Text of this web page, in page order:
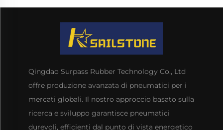
Qingdao Surpass Rubber Technology Co., Ltd
offre produzione avanzata di pneumatici per i
mercati globali. Il nostro approccio basato sulla
ricerca e sviluppo garantisce pneumatici
durevoli, efficienti dal punto di vista energetico